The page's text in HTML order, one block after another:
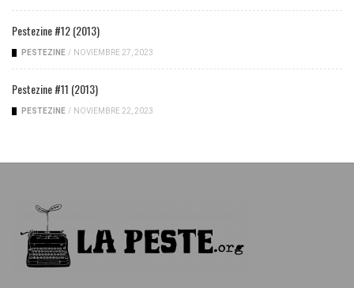
Pestezine #12 (2013)
PESTEZINE / NOVIEMBRE 27, 2023
Pestezine #11 (2013)
PESTEZINE / NOVIEMBRE 22, 2023